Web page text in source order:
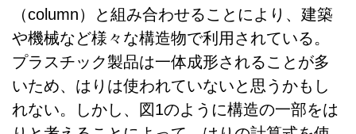
（column）と組み合わせることにより、建築
や機械など様々な構造物で利用されている。
プラスチック製品は一体成形されることが多
いため、はりは使われていないと思うかもし
れない。しかし、図1のように構造の一部をは